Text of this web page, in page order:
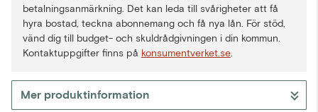
betalningsanmärkning. Det kan leda till svårigheter att få
hyra bostad, teckna abonnemang och få nya lån. För stöd,
vänd dig till budget- och skuldrådgivningen i din kommun.
Kontaktuppgifter finns på konsumentverket.se
Mer produktinformation